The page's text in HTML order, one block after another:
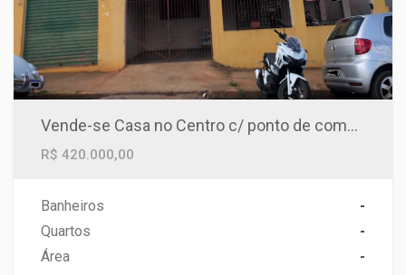
Vende-se Casa no Centro c/ ponto de comércio
R$ 420.000,00
Banheiros
-
Quartos
-
Área
-